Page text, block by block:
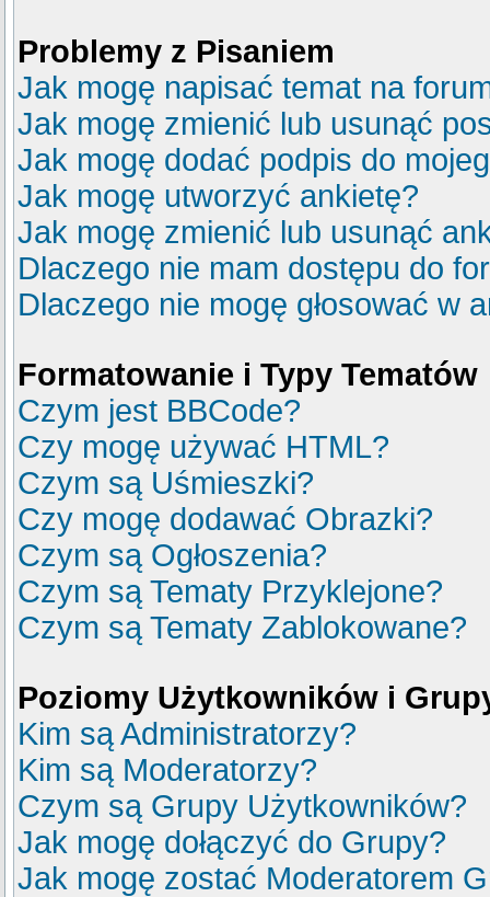
Problemy z Pisaniem
Jak mogę napisać temat na
Jak mogę zmienić lub usunąć
Jak mogę dodać podpis do
Jak mogę utworzyć ankietę?
Jak mogę zmienić lub usunąć
Dlaczego nie mam dostępu do
Dlaczego nie mogę głosować w
Formatowanie i Typy Tematów
Czym jest BBCode?
Czy mogę używać HTML?
Czym są Uśmieszki?
Czy mogę dodawać Obrazki?
Czym są Ogłoszenia?
Czym są Tematy Przyklejone?
Czym są Tematy Zablokowane?
Poziomy Użytkowników i
Kim są Administratorzy?
Kim są Moderatorzy?
Czym są Grupy Użytkowników?
Jak mogę dołączyć do Grupy?
Jak mogę zostać Moderatorem